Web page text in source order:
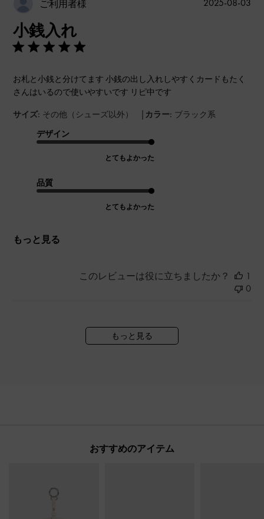
ご利用者様
小銭入れ
お札と小銭と分けてます 小銭の出し入れしやすくカードもたく
さんはいるので使いやすいです リピ中です
サイズ: その他（シューズ以外） | カラー: ブラック系
デザイン
とてもよかった
品質
とてもよかった
もっと見る
2025-08-03
このレビューは役に立ちましたか？
1
0
もっと見る
おすすめのアイテム